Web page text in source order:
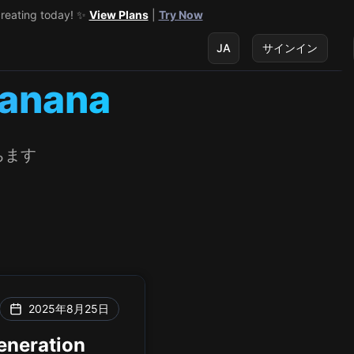
today! ✨ View Plans| Try Now
JA サインイン
ます
2025年8月25日